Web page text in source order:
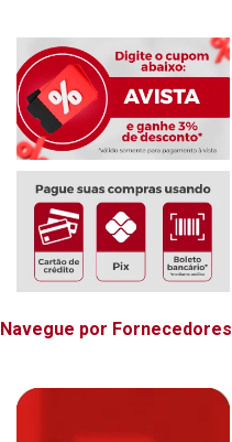
Navegue por Fornecedores